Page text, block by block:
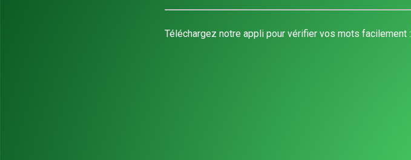
Téléchargez notre appli pour vérifier vos mots facilement :